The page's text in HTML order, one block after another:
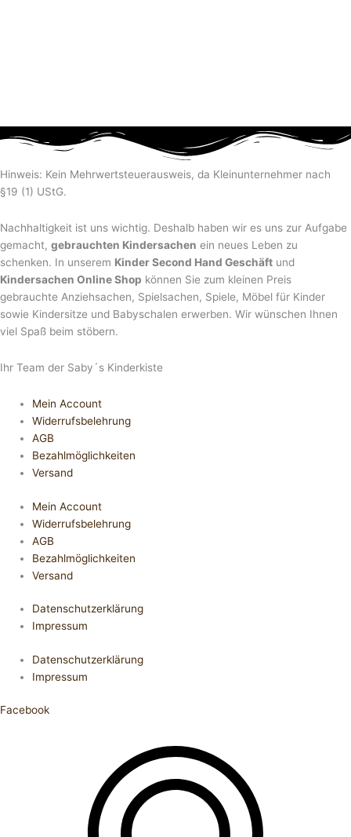
Hinweis: Kein Mehrwertsteuerausweis, da Kleinunternehmer nach
§19 (1) UStG.
Nachhaltigkeit ist uns wichtig. Deshalb haben wir es uns zur Aufgabe
gemacht, gebrauchten Kindersachen ein neues Leben zu
schenken. In unserem Kinder Second Hand Geschäft und
Kindersachen Online Shop können Sie zum kleinen Preis
gebrauchte Anziehsachen, Spiel­sachen, Spiele, Möbel für Kinder
sowie Kindersitze und Babyschalen erwerben. Wir wünschen Ihnen
viel Spaß beim stöbern.
Ihr Team der Saby´s Kinderkiste
Mein Account
Widerrufsbelehrung
AGB
Bezahlmöglichkeiten
Versand
Mein Account
Widerrufsbelehrung
AGB
Bezahlmöglichkeiten
Versand
Datenschutzerklärung
Impressum
Datenschutzerklärung
Impressum
Facebook